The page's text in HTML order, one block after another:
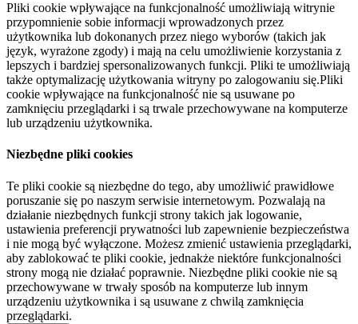
Pliki cookie wpływające na funkcjonalność umożliwiają witrynie
przypomnienie sobie informacji wprowadzonych przez
użytkownika lub dokonanych przez niego wyborów (takich jak
język, wyrażone zgody) i mają na celu umożliwienie korzystania z
lepszych i bardziej spersonalizowanych funkcji. Pliki te umożliwiają
także optymalizację użytkowania witryny po zalogowaniu się.Pliki
cookie wpływające na funkcjonalność nie są usuwane po
zamknięciu przeglądarki i są trwale przechowywane na komputerze
lub urządzeniu użytkownika.
Niezbędne pliki cookies
Te pliki cookie są niezbędne do tego, aby umożliwić prawidłowe
poruszanie się po naszym serwisie internetowym. Pozwalają na
działanie niezbędnych funkcji strony takich jak logowanie,
ustawienia preferencji prywatności lub zapewnienie bezpieczeństwa
i nie mogą być wyłączone. Możesz zmienić ustawienia przeglądarki,
aby zablokować te pliki cookie, jednakże niektóre funkcjonalności
strony mogą nie działać poprawnie. Niezbędne pliki cookie nie są
przechowywane w trwały sposób na komputerze lub innym
urządzeniu użytkownika i są usuwane z chwilą zamknięcia
przeglądarki.